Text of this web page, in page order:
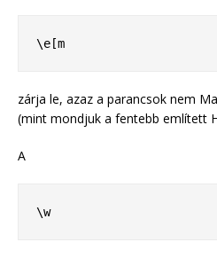
\e[m
zárja le, azaz a parancsok nem
(mint mondjuk a fentebb említett
A
\w